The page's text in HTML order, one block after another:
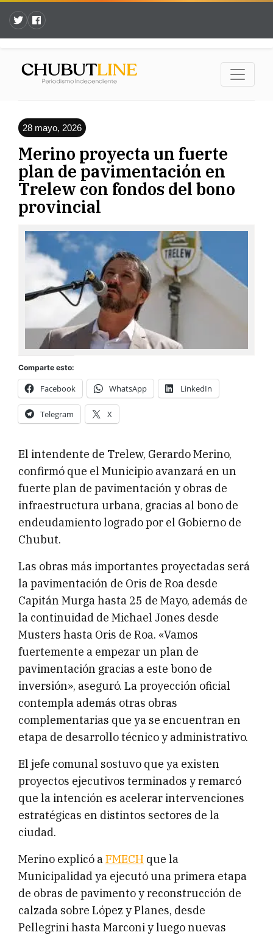
28 mayo, 2026
Merino proyecta un fuerte
plan de pavimentación en
Trelew con fondos del bono
provincial
Comparte esto:
Facebook WhatsApp LinkedIn
Telegram X
El intendente de Trelew, Gerardo Merino,
confirmó que el Municipio avanzará en un
fuerte plan de pavimentación y obras de
infraestructura urbana, gracias al bono de
endeudamiento logrado por el Gobierno de
Chubut.
Las obras más importantes proyectadas será
la pavimentación de Oris de Roa desde
Capitán Murga hasta 25 de Mayo, además de
la continuidad de Michael Jones desde
Musters hasta Oris de Roa. «Vamos
fuertemente a empezar un plan de
pavimentación gracias a este bono de
inversión», aseguró. La proyección oficial
contempla además otras obras
complementarias que ya se encuentran en
etapa de desarrollo técnico y administrativo.
El jefe comunal sostuvo que ya existen
proyectos ejecutivos terminados y remarcó
que la intención es acelerar intervenciones
estratégicas en distintos sectores de la
ciudad.
Merino explicó aFMECH que la
Municipalidad ya ejecutó una primera etapa
de obras de pavimento y reconstrucción de
calzada sobre López y Planes, desde
Pellegrini hasta Marconi y luego nuevas